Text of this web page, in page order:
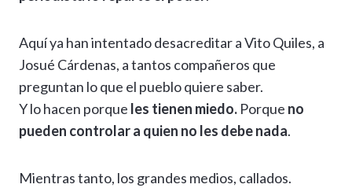
Aquí ya han intentado desacreditar a Vito Quiles, a
Josué Cárdenas, a tantos compañeros que
preguntan lo que el pueblo quiere saber.
Y lo hacen porque les tienen miedo. Porque no
pueden controlar a quien no les debe nada.
Mientras tanto, los grandes medios, callados.